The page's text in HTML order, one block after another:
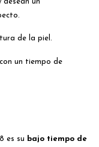
de la piel.
un tiempo de
es su bajo tiempo de